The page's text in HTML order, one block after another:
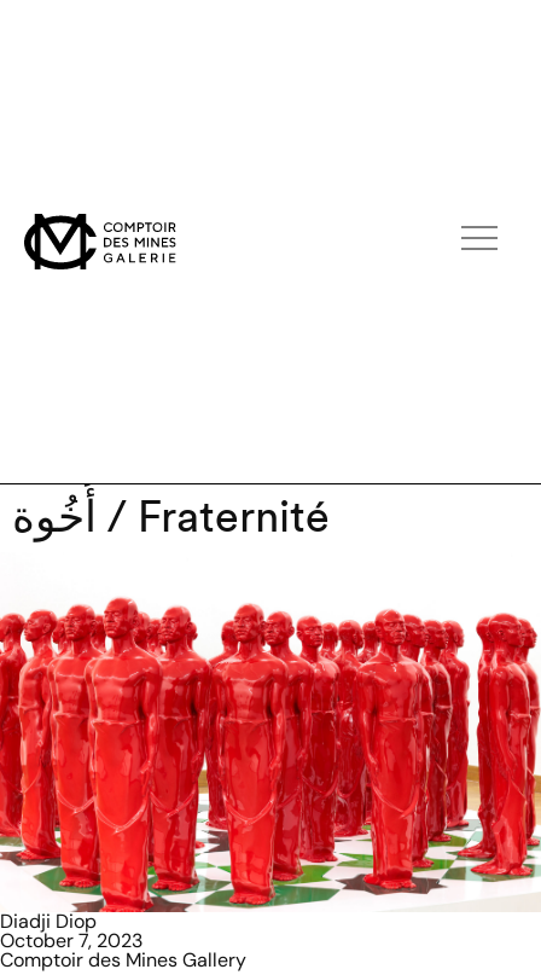
أُخُوة / Fraternité
Diadji Diop
October 7, 2023
Comptoir des Mines Gallery